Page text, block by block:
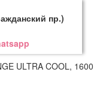
пр.)
ULTRA COOL, 1600